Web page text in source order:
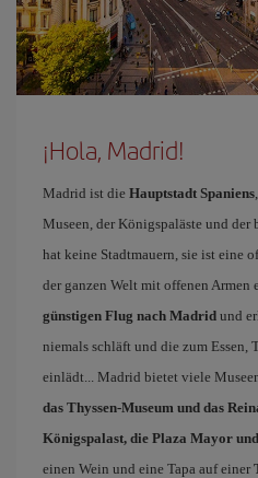
¡Hola, Madrid!
Madrid ist die Hauptstadt Spaniens
Museen, der Königspaläste und
hat keine Stadtmauern, sie ist eine
der ganzen Welt mit offenen Armen
günstigen Flug nach Madrid und
niemals schläft und die zum Essen,
einlädt... Madrid bietet viele
das Thyssen-Museum und das
Königspalast, die Plaza Mayor
einen Wein und eine Tapa auf einer